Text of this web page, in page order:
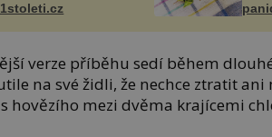
verze příběhu sedí během
na své židli, že nechce ztratit ani
hovězího mezi dvěma krajícemi